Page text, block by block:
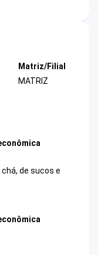
Matriz/Filial
MATRIZ
de sucos e